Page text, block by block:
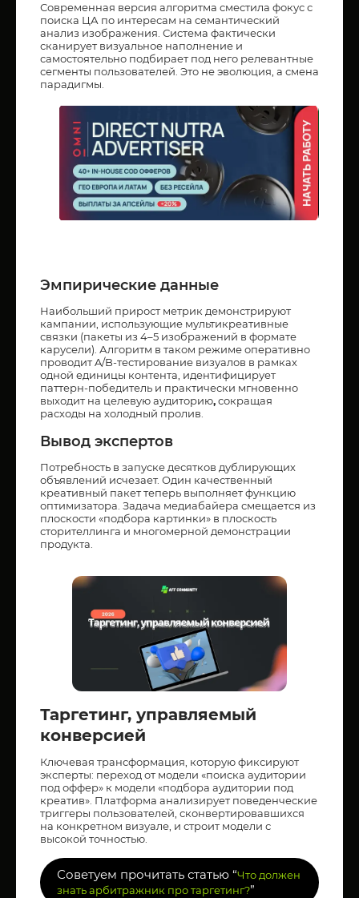
Современная версия алгоритма сместила фокус с
поиска ЦА по интересам на семантический
анализ изображения. Система фактически
сканирует визуальное наполнение и
самостоятельно подбирает под него релевантные
сегменты пользователей. Это не эволюция, а смена
парадигмы.
Эмпирические данные
Наибольший прирост метрик демонстрируют
кампании, использующие мультикреативные
связки (пакеты из 4–5 изображений в формате
карусели). Алгоритм в таком режиме оперативно
проводит A/B-тестирование визуалов в рамках
одной единицы контента, идентифицирует
паттерн-победитель и практически мгновенно
выходит на целевую аудиторию,сокращая
расходы на холодный пролив.
Вывод экспертов
Потребность в запуске десятков дублирующих
объявлений исчезает. Один качественный
креативный пакет теперь выполняет функцию
оптимизатора. Задача медиабайера смещается из
плоскости «подбора картинки» в плоскость
сторителлинга и многомерной демонстрации
продукта.
Таргетинг, управляемый
конверсией
Ключевая трансформация, которую фиксируют
эксперты: переход от модели «поиска аудитории
под оффер» к модели «подбора аудитории под
креатив». Платформа анализирует поведенческие
триггеры пользователей, сконвертировавшихся
на конкретном визуале, и строит модели с
высокой точностью.
Советуем прочитать статью “Что должен
знать арбитражник про таргетинг?”